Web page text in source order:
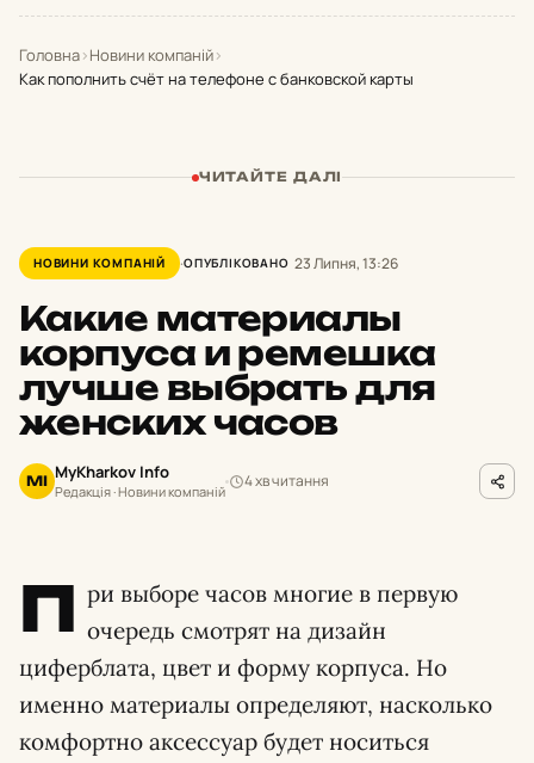
Головна›Новини компаній›
Как пополнить счёт на телефоне с банковской карты
ЧИТАЙТЕ ДАЛІ
НОВИНИ КОМПАНІЙ ОПУБЛІКОВАНО 23 Липня, 13:26
Какие материалы
корпуса и ремешка
лучше выбрать для
женских часов
MI MyKharkov Info
Редакція · Новини компаній
4 хв читання
П ри выборе часов многие в первую
очередь смотрят на дизайн
циферблата, цвет и форму корпуса. Но
именно материалы определяют, насколько
комфортно аксессуар будет носиться